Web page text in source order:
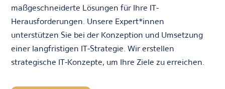
maßgeschneiderte Lösungen für Ihre IT-
Herausforderungen. Unsere Expert*innen
unterstützen Sie bei der Konzeption und Umsetzung
einer langfristigen IT-Strategie. Wir erstellen
strategische IT-Konzepte, um Ihre Ziele zu erreichen.